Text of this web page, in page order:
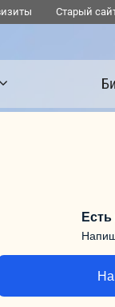
Старый